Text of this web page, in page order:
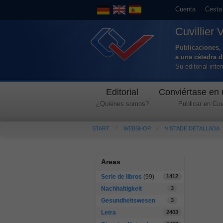
Cuenta
Cuvillier
a una cátedra
Su editorial
Editorial
¿Quiénes somos?
Conviértase en
Publicar en
START WEBSHOP VISTADE DETALLADA
Areas
Serie de libros (99) 1412
Nachhaltigkeit 3
Gesundheitswesen 3
Letra 2403